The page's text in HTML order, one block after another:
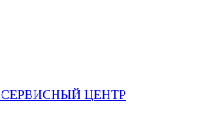
СЕРВИСНЫЙ ЦЕНТР